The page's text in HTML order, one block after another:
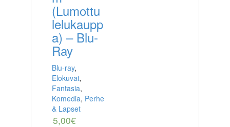
(Lumottu
lelukaupp
a) – Blu-
Ray
Blu-ray,
Elokuvat,
Fantasia,
Komedia, Perhe
& Lapset
5,00€